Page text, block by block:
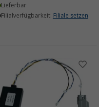
Lieferbar
Filialverfügbarkeit: Filiale setzen